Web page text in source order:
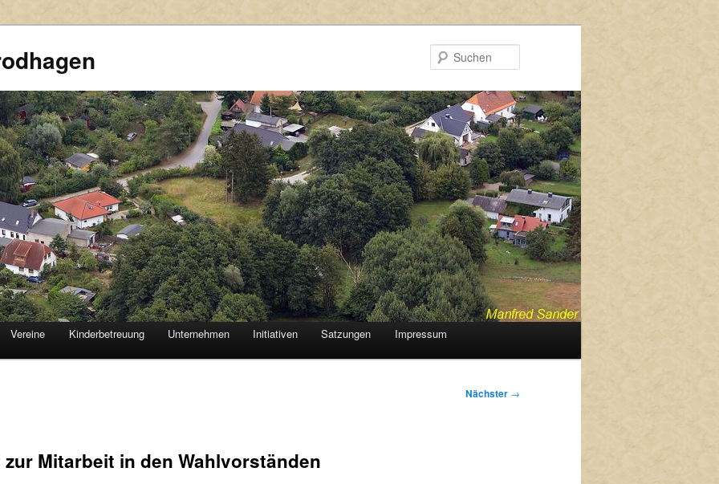
Vereine Kinderbetreuung Unternehmen Initiativen Satzungen Impressum
Nächster →
Mitarbeit in den Wahlvorständen